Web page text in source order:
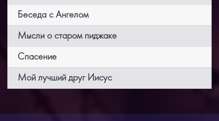
Беседа с Ангелом
Мысли о старом пиджаке
Спасение
Мой лучший друг Иисус